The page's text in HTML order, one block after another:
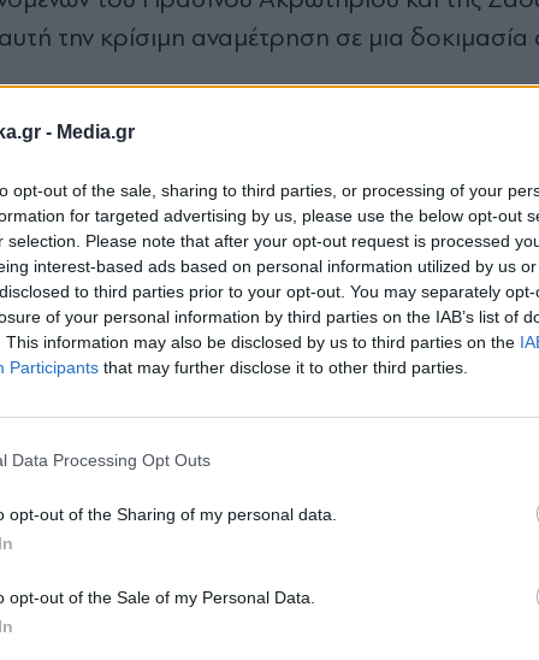
- Media.gr
opt-out of the sale, sharing to third parties, or processing of your
for targeted advertising by us, please use the below opt-out
selection. Please note that after your opt-out request is processed
interest-based ads based on personal information utilized by us
to third parties prior to your opt-out. You may separately
of your personal information by third parties on the IAB’s list of
This information may also be disclosed by us to third parties on the
Participants that may further disclose it to other third parties.
Data Processing Opt Outs
opt-out of the Sharing of my personal data.
opt-out of the Sale of my Personal Data.
την κρίσιμη αναμέτρηση σε μια δοκιμασία
2026 υπό δυσμενείς συνθήκες
από τους 104 συνολικά αγώνες του
καιρικές συνθήκες. Η διοργάνωση ξεκινά
ημερομηνίες και τις τοποθεσίες όλων των
μήνυμά της σε παίκτη της Εθνικής
είναι οι 28 βαθμοί Κελσίου, θερμοκρασία
απόδοσης. Η κλιματική έκτακτη ανάγκη
μέσων θερμοκρασιών και συχνότερα κύματα
αθλητικές διοργανώσεις όπως το
newsletter
Αποδέχομαι τουςόρους χρήσης